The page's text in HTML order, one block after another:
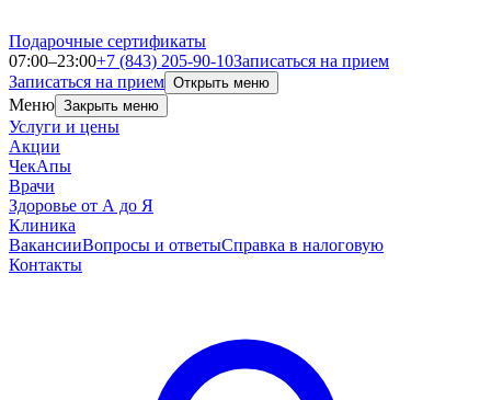
Подарочные сертификаты
07:00–23:00+7 (843) 205-90-10Записаться на прием
Записаться на прием Открыть меню
Меню Закрыть меню
Услуги и цены
Акции
ЧекАпы
Врачи
Здоровье от А до Я
Клиника
ВакансииВопросы и ответыСправка в налоговую
Контакты